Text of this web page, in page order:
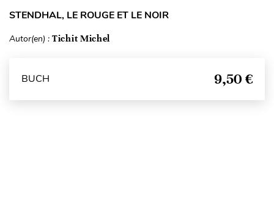
STENDHAL, LE ROUGE ET LE NOIR
Autor(en) : Tichit Michel
BUCH 9,50 €